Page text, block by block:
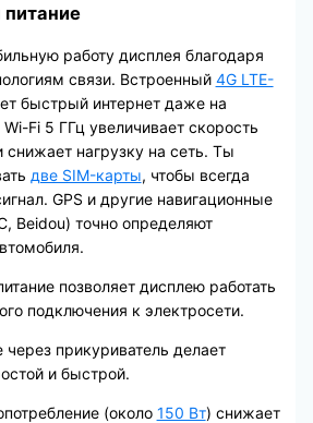
работу дисплея благодаря
связи. Встроенный 4G LTE-
быстрый интернет даже на
Fi 5 ГГц увеличивает скорость
нагрузку на сеть. Ты
две SIM-карты, чтобы всегда
GPS и другие навигационные
Beidou) точно определяют
позволяет дисплею работать
подключения к электросети.
прикуриватель делает
и быстрой.
(около 150 Вт) снижает